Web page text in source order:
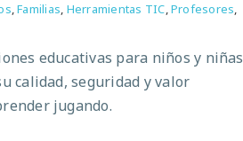
,Familias, Herramientas TIC,Profesores,
educativas para niños y niñas
calidad, seguridad y valor
jugando.